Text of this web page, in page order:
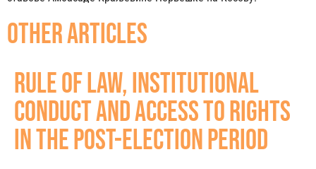
other articles
Rule of Law, Institutional
Conduct and Access to Rights
in the Post-Election Period